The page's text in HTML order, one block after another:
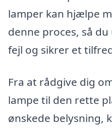
lamper kan hjælpe
denne proces, så
fejl og sikrer et
Fra at rådgive dig
lampe til den rette
ønskede belysning,